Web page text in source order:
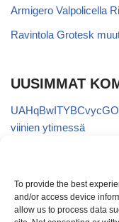
To provide the best
and/or access device
allow us to process data
Armigero Valpolicella
Ravintola Grotesk
UUSIMMAT
viinien ytimessä
Anonymouson
Tudelilla Crianza 2018